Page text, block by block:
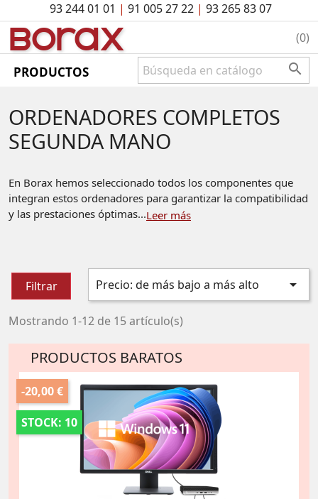
93 244 01 01 | 91 005 27 22| 93 265 83 07
BOrAx (0)
PRODUCTOS 
ORDENADORES COMPLETOS
SEGUNDA MANO
En Borax hemos seleccionado todos los componentes que
integran estos ordenadores para garantizar la compatibilidad
y las prestaciones óptimas...Leer más
Filtrar Precio: de más bajo a más alto 
Mostrando 1-12 de 15 artículo(s)
PRODUCTOS BARATOS
-20,00 €
STOCK: 10